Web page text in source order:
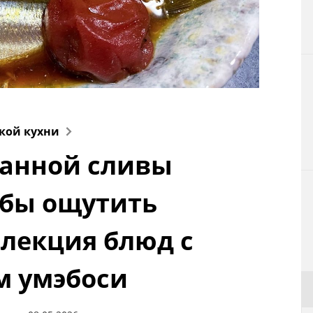
Технологии
Токио
От редакции
кухни
сливы
ощутить
блюд с
умэбоси